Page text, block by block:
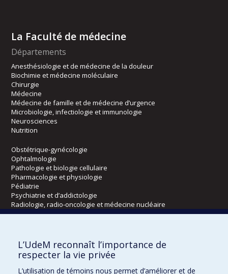
La Faculté de médecine
Départements
Anesthésiologie et de médecine de la douleur
Biochimie et médecine moléculaire
Chirurgie
Médecine
Médecine de famille et de médecine d’urgence
Microbiologie, infectiologie et immunologie
Neurosciences
Nutrition
Obstétrique-gynécologie
Ophtalmologie
Pathologie et biologie cellulaire
Pharmacologie et physiologie
Pédiatrie
Psychiatrie et d’addictologie
Radiologie, radio-oncologie et médecine nucléaire
Écoles
Kinésiologie et des sciences de l’activité physique
Orthophonie et audiologie
Réadaptation
L’UdeM reconnaît l’importance de
respecter la vie privée
L’utilisation de témoins nous permet d’améliorer et de